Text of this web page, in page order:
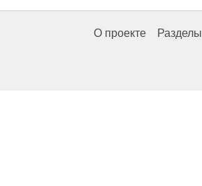
О проекте Разделы